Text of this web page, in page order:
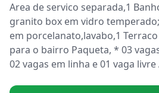
Area de servico separada,1
granito box em vidro
em porcelanato,lavabo,1
para o bairro Paqueta, * 03
02 vagas em linha e 01 vaga